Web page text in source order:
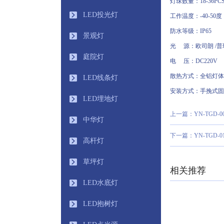
LED投光灯
景观灯
庭院灯
LED线条灯
LED埋地灯
中华灯
高杆灯
草坪灯
LED水底灯
LED抱树灯
工作温度：-40-50度
防水等级：IP65
光 源：欧
电 压：
散热方式：全铝灯体
安装方式：手挽式
上一篇：YN-TGD-
下一篇：YN-TGD-
相关推荐